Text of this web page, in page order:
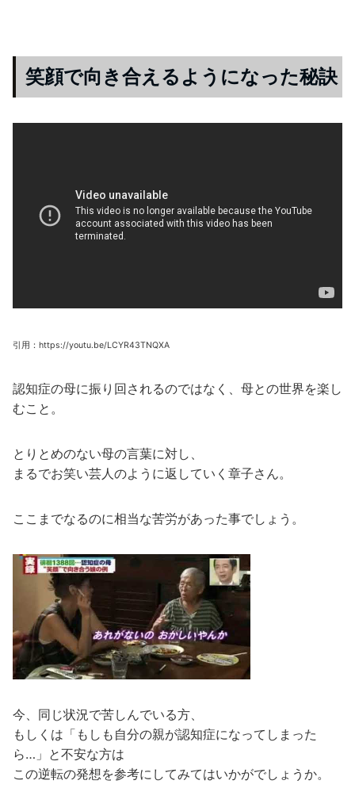
笑顔で向き合えるようになった秘訣
引用：https://youtu.be/LCYR43TNQXA
認知症の母に振り回されるのではなく、母との世界を楽し
むこと。
とりとめのない母の言葉に対し、
まるでお笑い芸人のように返していく章子さん。
ここまでなるのに相当な苦労があった事でしょう。
今、同じ状況で苦しんでいる方、
もしくは「もしも自分の親が認知症になってしまった
ら…」と不安な方は
この逆転の発想を参考にしてみてはいかがでしょうか。